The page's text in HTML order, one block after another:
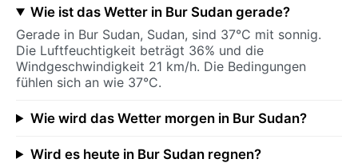
Wie ist das Wetter in Bur Sudan gerade?
Gerade in Bur Sudan, Sudan, sind 37°C mit sonnig.
Die Luftfeuchtigkeit beträgt 36% und die
Windgeschwindigkeit 21 km/h. Die Bedingungen
fühlen sich an wie 37°C.
Wie wird das Wetter morgen in Bur Sudan?
Wird es heute in Bur Sudan regnen?